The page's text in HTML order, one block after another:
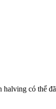
có thể